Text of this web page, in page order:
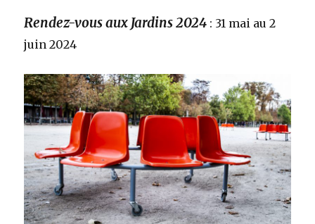
Rendez-vous aux Jardins 2024 : 31 mai au 2
juin 2024